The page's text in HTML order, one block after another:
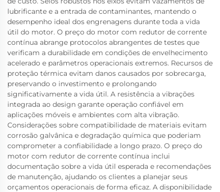
lubrificante e a entrada de contaminantes, mantendo o
desempenho ideal dos engrenagens durante toda a vida
útil do motor. O preço do motor com redutor de corrente
contínua abrange protocolos abrangentes de testes que
verificam a durabilidade em condições de envelhecimento
acelerado e parâmetros operacionais extremos. Recursos de
proteção térmica evitam danos causados por sobrecarga,
preservando o investimento e prolongando
significativamente a vida útil. A resistência a vibrações
integrada ao design garante operação confiável em
aplicações móveis e ambientes com alta vibração.
Considerações sobre compatibilidade de materiais evitam
corrosão galvânica e degradação química que poderiam
comprometer a confiabilidade a longo prazo. O preço do
motor com redutor de corrente contínua inclui
documentação sobre a vida útil esperada e recomendações
de manutenção, ajudando os clientes a planejar seus
orçamentos operacionais de forma eficaz. A disponibilidade